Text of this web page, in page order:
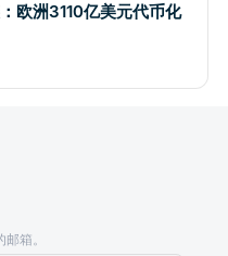
欧洲3110亿美元代币化
箱。